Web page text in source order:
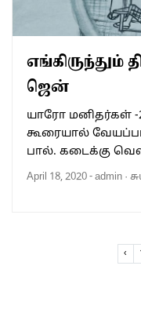
எங்கிருந்தும்
ஜென்
யாரோ மனிதர்கள் -
கூரையால்
பால். கடைக்கு
April 18, 2020-admin ·
‹